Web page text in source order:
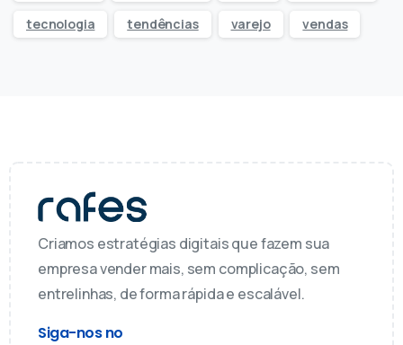
tecnologia tendências varejo vendas
Criamos estratégias digitais que fazem sua
empresa vender mais, sem complicação, sem
entrelinhas, de forma rápida e escalável.
Siga-nos no